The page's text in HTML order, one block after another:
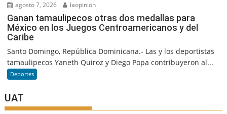
agosto 7, 2026 laopinion
Ganan tamaulipecos otras dos medallas para
México en los Juegos Centroamericanos y del
Caribe
Santo Domingo, República Dominicana.- Las y los deportistas
tamaulipecos Yaneth Quiroz y Diego Popa contribuyeron al...
Deportes
UAT